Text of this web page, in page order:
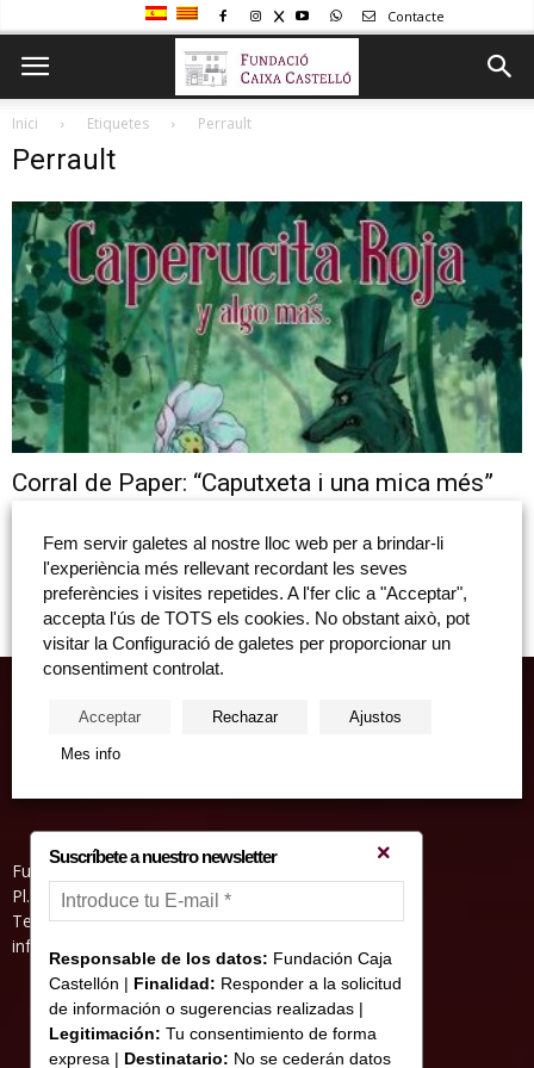
Contacte
Inici Etiquetes Perrault
Perrault
Corral de Paper: “Caputxeta i una mica més”
Divendres, 8 de juny, 18:30 hores. Sala d'Actes de l'Edifici Cavallers
(entrada per carrer Cervantes de...
Fundació Caixa Castelló • Casa Abadía
Pl. de l’Herba, s/nº. 12001 Castelló de la Plana
Telèfon 964 232 551 • Fax 964 231 550
informacion@fundacioncajacastellon.es
Suscríbete a nuestro newsletter
Responsable de los datos: Fundación Caja
Castellón | Finalidad: Responder a la solicitud
de información o sugerencias realizadas |
Legitimación: Tu consentimiento de forma
expresa | Destinatario: No se cederán datos
Fem servir galetes al nostre lloc web per a brindar-li
l'experiència més rellevant recordant les seves
preferències i visites repetides. A l'fer clic a "Acceptar",
accepta l'ús de TOTS els cookies. No obstant això, pot
visitar la Configuració de galetes per proporcionar un
consentiment controlat.
Acceptar Rechazar Ajustos
Mes info